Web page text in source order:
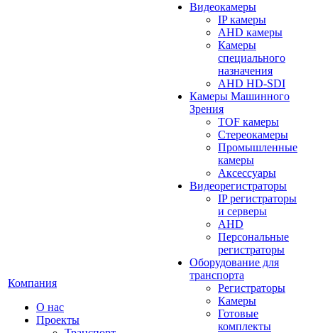
Компания
О нас
Проекты
Видеокамеры
IP камеры
AHD камеры
Камеры
специального
назначения
AHD HD-SDI
Камеры Машинного
Зрения
TOF камеры
Стереокамеры
Промышленные
камеры
Аксессуары
Видеорегистраторы
IP регистраторы
и серверы
AHD
Персональные
регистраторы
Оборудование для
транспорта
Регистраторы
Камеры
Готовые
комплекты